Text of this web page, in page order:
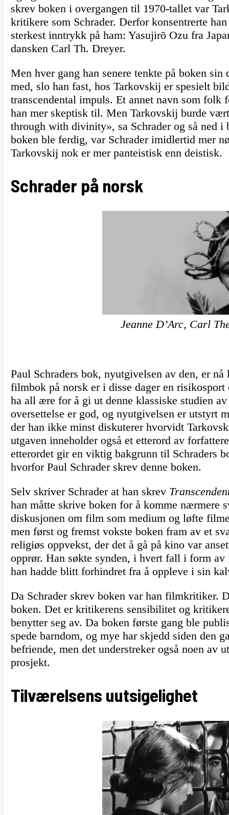
skrev boken i overgangen til 1970-tallet var
kritikere som Schrader. Derfor konsentrerte
sterkest inntrykk på ham: Yasujirō Ozu fra
dansken Carl Th. Dreyer.
Men hver gang han senere tenkte på boken
med, slo han fast, hos Tarkovskij er spesielt
transcendental impuls. Et annet navn som folk
han mer skeptisk til. Men Tarkovskij burde
through with divinity», sa Schrader og så ned i
boken ble ferdig, var Schrader imidlertid mer
Tarkovskij nok er mer panteistisk enn deistisk.
Schrader på norsk
Jeanne D’Arc, Carl
Paul Schraders bok, nyutgivelsen av den, er
filmbok på norsk er i disse dager en
ha all ære for å gi ut denne klassiske studien
oversettelse er god, og nyutgivelsen er utstyrt
der han ikke minst diskuterer hvorvidt
utgaven inneholder også et etterord av
etterordet gir en viktig bakgrunn til Schraders
hvorfor Paul Schrader skrev denne boken.
Selv skriver Schrader at han skrev
han måtte skrive boken for å komme nærmere
diskusjonen om film som medium og løfte
men først og fremst vokste boken fram av et
religiøs oppvekst, der det å gå på kino var
opprør. Han søkte synden, i hvert fall i form
han hadde blitt forhindret fra å oppleve i sin
Da Schrader skrev boken var han filmkritiker.
boken. Det er kritikerens sensibilitet og
benytter seg av. Da boken første gang ble
spede barndom, og mye har skjedd siden den
befriende, men det understreker også noen av
prosjekt.
Tilværelsens uutsigelighet